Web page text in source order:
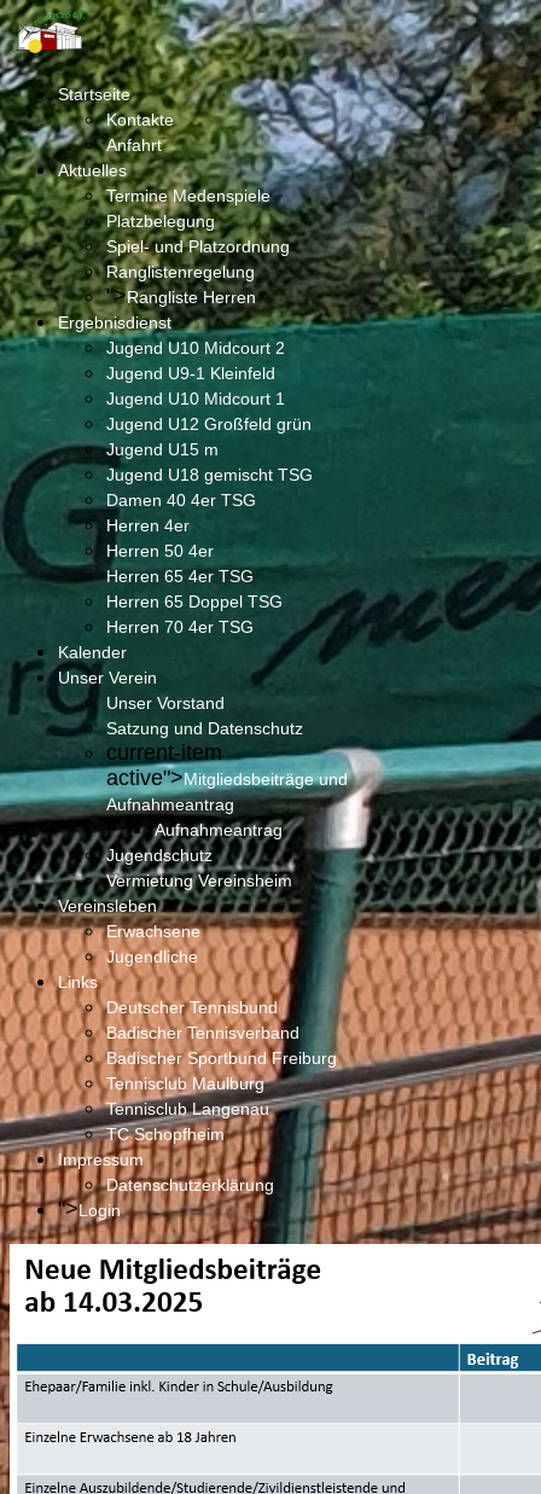
Startseite
Kontakte
Anfahrt
Aktuelles
Termine Medenspiele
Platzbelegung
Spiel- und Platzordnung
Ranglistenregelung
">Rangliste Herren
Ergebnisdienst
Jugend U10 Midcourt 2
Jugend U9-1 Kleinfeld
Jugend U10 Midcourt 1
Jugend U12 Großfeld grün
Jugend U15 m
Jugend U18 gemischt TSG
Damen 40 4er TSG
Herren 4er
Herren 50 4er
Herren 65 4er TSG
Herren 65 Doppel TSG
Herren 70 4er TSG
Kalender
Unser Verein
Unser Vorstand
Satzung und Datenschutz
current-item
active">Mitgliedsbeiträge und
Aufnahmeantrag
Aufnahmeantrag
Jugendschutz
Vermietung Vereinsheim
Vereinsleben
Erwachsene
Jugendliche
Links
Deutscher Tennisbund
Badischer Tennisverband
Badischer Sportbund Freiburg
Tennisclub Maulburg
Tennisclub Langenau
TC Schopfheim
Impressum
Datenschutzerklärung
">Login